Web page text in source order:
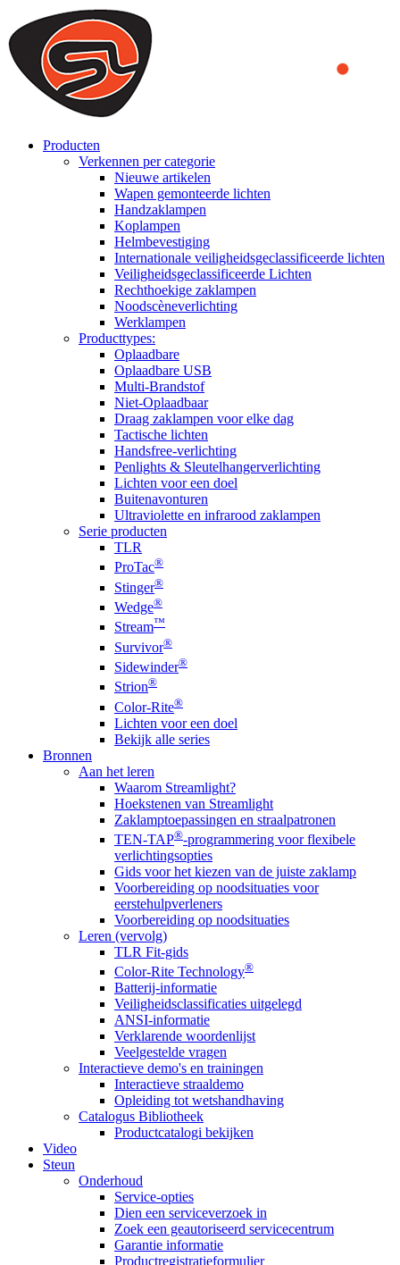
We use cookies to ensure that we provide you the best experience
on our website. By continuing to browse this website, you accept
that cookies are used to help us analyze how the website is used and
to offer you a better experience. To learn more or to find out how
you can disable cookies, you can access our
Producten
Verkennen per categorie
Nieuwe artikelen
Wapen gemonteerde lichten
Handzaklampen
Koplampen
Helmbevestiging
Internationale veiligheidsgeclassificeerde lichten
Veiligheidsgeclassificeerde Lichten
Rechthoekige zaklampen
Noodscèneverlichting
Werklampen
Producttypes:
Oplaadbare
Oplaadbare USB
Multi-Brandstof
Niet-Oplaadbaar
Draag zaklampen voor elke dag
Tactische lichten
Handsfree-verlichting
Penlights & Sleutelhangerverlichting
Lichten voor een doel
Buitenavonturen
Ultraviolette en infrarood zaklampen
Serie producten
TLR
ProTac®
Stinger®
Wedge®
Stream™
Survivor®
Sidewinder®
Strion®
Color-Rite®
Lichten voor een doel
Bekijk alle series
Bronnen
Aan het leren
Waarom Streamlight?
Hoekstenen van Streamlight
Zaklamptoepassingen en straalpatronen
TEN-TAP®-programmering voor flexibele
verlichtingsopties
Gids voor het kiezen van de juiste zaklamp
Voorbereiding op noodsituaties voor
eerstehulpverleners
Voorbereiding op noodsituaties
Leren (vervolg)
TLR Fit-gids
Color-Rite Technology®
Batterij-informatie
Veiligheidsclassificaties uitgelegd
ANSI-informatie
Verklarende woordenlijst
Veelgestelde vragen
Interactieve demo's en trainingen
Interactieve straaldemo
Opleiding tot wetshandhaving
Catalogus Bibliotheek
Productcatalogi bekijken
Video
Steun
Onderhoud
Service-opties
Dien een serviceverzoek in
Zoek een geautoriseerd servicecentrum
Garantie informatie
Productregistratieformulier